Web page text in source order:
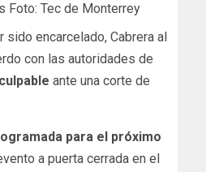
Foto: Tec de Monterrey
encarcelado, Cabrera al
con las autoridades de
ante una corte de
para el próximo
a puerta cerrada en el